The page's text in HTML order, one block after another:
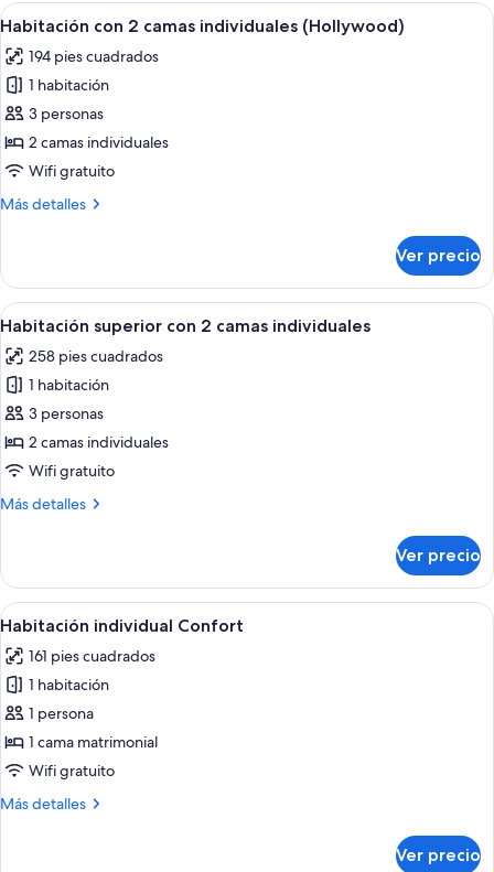
Abrir
todas
las
fotos
de
Habitación
con
camas
Una habitación de hotel con una
8
Habitación con 2 camas individuales (Hollywood)
194 pies cuadrados
1 habitación
3 personas
2 camas individuales
Wifi gratuito
Más detalles
Más
con
camas
(Hollywood)
Ver precio
Abrir
todas
las
fotos
de
Habitación
superior
2
Habitación de hotel con dos camas,
8
Habitación superior con 2 camas individuales
258 pies cuadrados
1 habitación
3 personas
2 camas individuales
Wifi gratuito
Más detalles
Más
superior
con
2
individuales
Ver precio
Abrir
todas
las
fotos
de
Habitación
individual
Una habitación de hotel moderna
6
Habitación individual Confort
161 pies cuadrados
1 habitación
1 persona
1 cama matrimonial
Wifi gratuito
Más detalles
Más
Ver precio